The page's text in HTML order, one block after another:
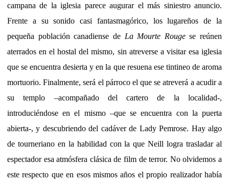
campana de la iglesia parece augurar el más siniestro anuncio.
Frente a su sonido casi fantasmagórico, los lugareños de la
pequeña población canadiense de La Mourte Rougese reúnen
aterrados en el hostal del mismo, sin atreverse a visitar esa iglesia
que se encuentra desierta y en la que resuena ese tintineo de aroma
mortuorio. Finalmente, será el párroco el que se atreverá a acudir a
su templo –acompañado del cartero de la localidad-,
introduciéndose en el mismo –que se encuentra con la puerta
abierta-, y descubriendo del cadáver de Lady Pemrose. Hay algo
de tourneriano en la habilidad con la que Neill logra trasladar al
espectador esa atmósfera clásica de film de terror. No olvidemos a
este respecto que en esos mismos años el propio realizador había